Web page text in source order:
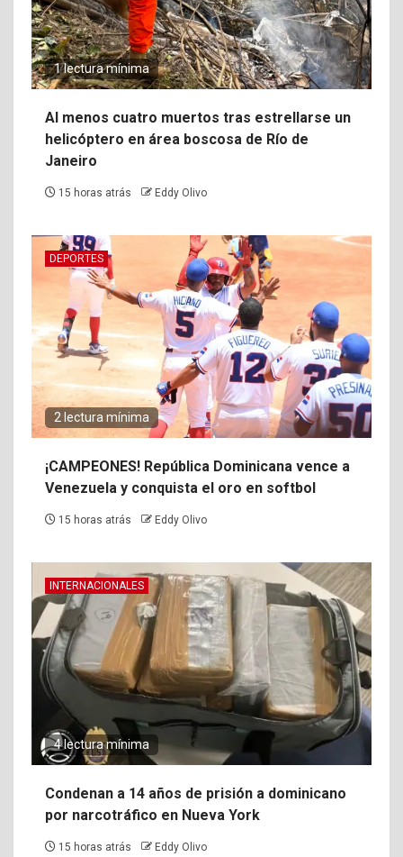
1 lectura mínima
Al menos cuatro muertos tras estrellarse un
helicóptero en área boscosa de Río de
Janeiro
15 horas atrás Eddy Olivo
DEPORTES
2 lectura mínima
¡CAMPEONES! República Dominicana vence a
Venezuela y conquista el oro en softbol
15 horas atrás Eddy Olivo
INTERNACIONALES
4 lectura mínima
Condenan a 14 años de prisión a dominicano
por narcotráfico en Nueva York
15 horas atrás Eddy Olivo